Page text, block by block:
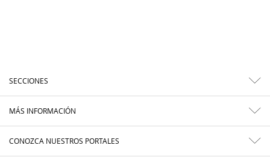
SECCIONES
MÁS INFORMACIÓN
CONOZCA NUESTROS PORTALES